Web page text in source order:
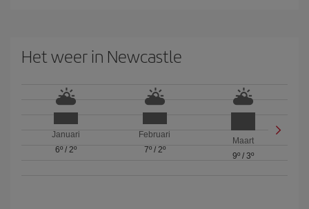
Het weer in Newcastle
Januari
6º/ 2º
Februari
7º/ 2º
Maart
9º /3º